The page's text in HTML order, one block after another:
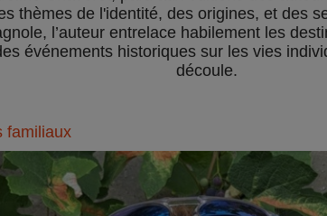
thèmes de l'identité, des origines, et des
l’auteur entrelace habilement les
événements historiques sur les vies
découle.
familiaux